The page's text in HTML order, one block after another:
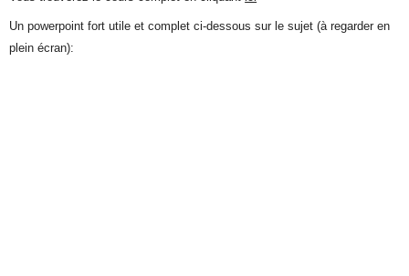
Un powerpoint fort utile et complet ci-dessous sur le sujet (à regarder en
plein écran):